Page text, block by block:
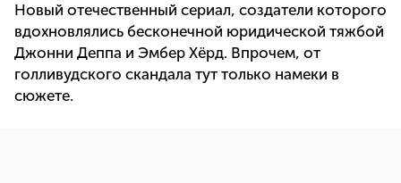
Новый отечественный сериал, создатели которого
вдохновлялись бесконечной юридической тяжбой
Джонни Деппа и Эмбер Хёрд. Впрочем, от
голливудского скандала тут только намеки в
сюжете.